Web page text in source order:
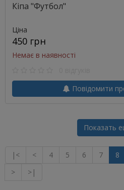
Кіпа "Футбол"
Ціна
450 грн
Немає в наявності
Повідомити
Показать
|< < 4 5 6 7 8
>
>|